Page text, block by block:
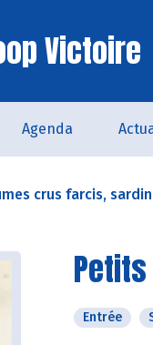
Victoire
Agenda
crus farcis,
Entrée